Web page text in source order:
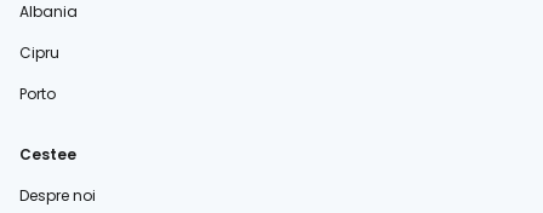
Albania
Cipru
Porto
Cestee
Despre noi